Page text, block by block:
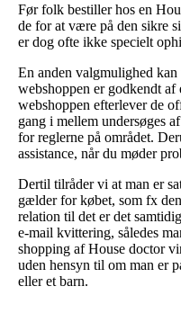
Før folk bestiller hos en
de for at være på den sikre
er dog ofte ikke specielt
En anden valgmulighed
webshoppen er godkendt
webshoppen efterlever de
gang i mellem undersøges
for reglerne på området.
assistance, når du møder
Dertil tilråder vi at man er
gælder for købet, som fx
relation til det er det
e-mail kvittering, således
shopping af House doctor
uden hensyn til om man er
eller et barn.